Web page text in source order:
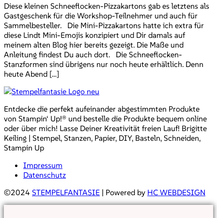
Diese kleinen Schneeflocken-Pizzakartons gab es letztens als
Gastgeschenk für die Workshop-Teilnehmer und auch für
Sammelbesteller. Die Mini-Pizzakartons hatte ich extra für
diese Lindt Mini-Emojis konzipiert und Dir damals auf
meinem alten Blog hier bereits gezeigt. Die Maße und
Anleitung findest Du auch dort. Die Schneeflocken-
Stanzformen sind übrigens nur noch heute erhältlich. Denn
heute Abend […]
Entdecke die perfekt aufeinander abgestimmten Produkte
von Stampin‘ Up!® und bestelle die Produkte bequem online
oder über mich! Lasse Deiner Kreativität freien Lauf! Brigitte
Keiling | Stempel, Stanzen, Papier, DIY, Basteln, Schneiden,
Stampin Up
Impressum
Datenschutz
©2024 STEMPELFANTASIE | Powered by HC WEBDESIGN